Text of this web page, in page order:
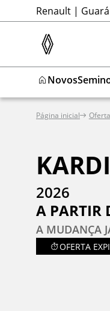
Renault |
Novos
Página inicial
2026
A PARTIR
A MUDANÇA
OFERTA